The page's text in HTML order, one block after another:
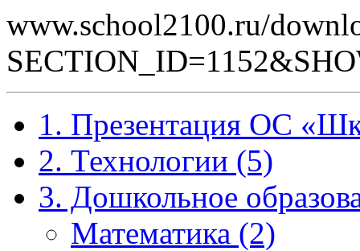
www.school2100.ru/
1. Презентация ОС
2. Технологии (5)
3. Дошкольное
Математика (2)